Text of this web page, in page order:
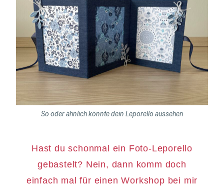
So oder ähnlich könnte dein Leporello aussehen
Hast du schonmal ein Foto-Leporello
gebastelt? Nein, dann komm doch
einfach mal für einen Workshop bei mir